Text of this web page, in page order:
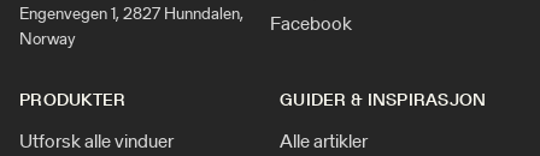
Engenvegen 1, 2827 Hunndalen,
Norway
Facebook
PRODUKTER
Utforsk alle vinduer
GUIDER & INSPIRASJON
Alle artikler